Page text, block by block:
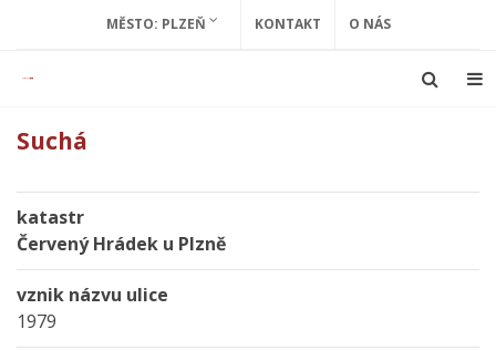
MĚSTO: PLZEŇ KONTAKT O NÁS
Suchá
katastr
Červený Hrádek u Plzně
vznik názvu ulice
1979